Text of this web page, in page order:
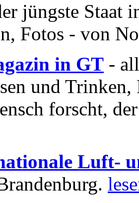
jüngste Staat
Fotos - von
in GT -
und
forscht,
Luft-